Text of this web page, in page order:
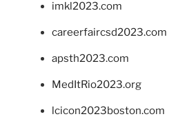
imkl2023.com
careerfaircsd2023.com
apsth2023.com
MedItRio2023.org
lcicon2023boston.com